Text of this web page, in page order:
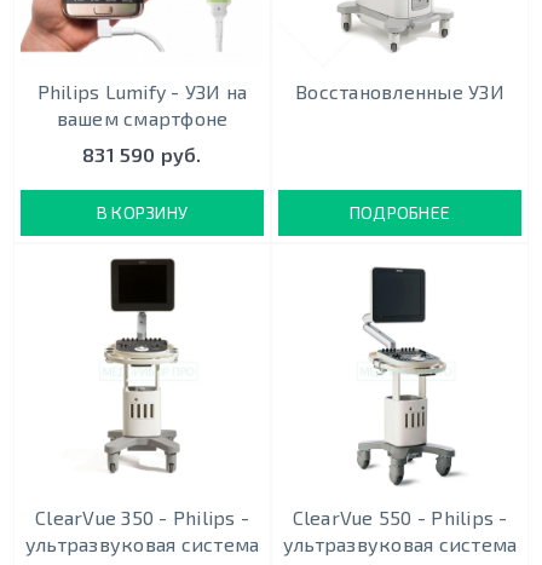
Philips Lumify - УЗИ на
вашем смартфоне
831 590 руб.
В КОРЗИНУ
Восстановленные УЗИ
ПОДРОБНЕЕ
ClearVue 350 - Philips -
ультразвуковая система
ClearVue 550 - Philips -
ультразвуковая система